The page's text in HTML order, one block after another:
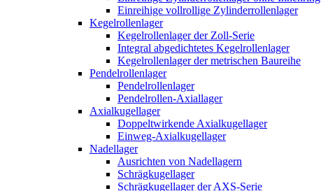
Einreihige vollrollige Zylinderrollenlager
Kegelrollenlager
Kegelrollenlager der Zoll-Serie
Integral abgedichtetes Kegelrollenlager
Kegelrollenlager der metrischen Baureihe
Pendelrollenlager
Pendelrollenlager
Pendelrollen-Axiallager
Axialkugellager
Doppeltwirkende Axialkugellager
Einweg-Axialkugellager
Nadellager
Ausrichten von Nadellagern
Schrägkugellager
Schrägkugellager der AXS-Serie